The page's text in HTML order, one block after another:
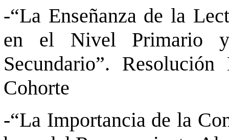
-“La Enseñanza de la
en el Nivel Primario
Secundario”.
Cohorte
-“La Importancia de la